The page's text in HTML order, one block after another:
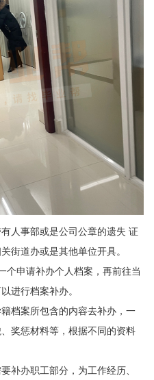
人事部或是公司公章的遗失 证
街道办或是其他单位开具。
个申请补办个人档案，再前往当
进行档案补办。
档案所包含的内容去补办，一
奖惩材料等，根据不同的资料
补办职工部分，为工作经历、